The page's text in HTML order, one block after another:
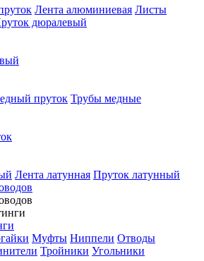
Лента алюминиевая Листы
дюралевый
пруток Трубы медные
Лента латунная Пруток латунный
Муфты Ниппели Отводы
Тройники Угольники